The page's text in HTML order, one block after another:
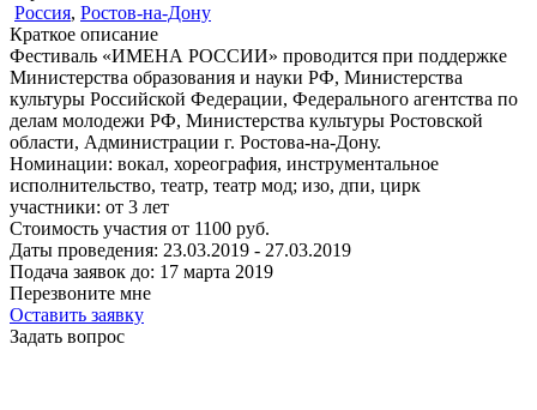
Россия, Ростов-на-Дону
Краткое описание
Фестиваль «ИМЕНА РОССИИ» проводится при поддержке
Министерства образования и науки РФ, Министерства
культуры Российской Федерации, Федерального агентства по
делам молодежи РФ, Министерства культуры Ростовской
области, Администрации г. Ростова-на-Дону.
Номинации: вокал, хореография, инструментальное
исполнительство, театр, театр мод; изо, дпи, цирк
участники: от 3 лет
Стоимость участия от 1100 руб.
Даты проведения: 23.03.2019 - 27.03.2019
Подача заявок до: 17 марта 2019
Перезвоните мне
Оставить заявку
Задать вопрос